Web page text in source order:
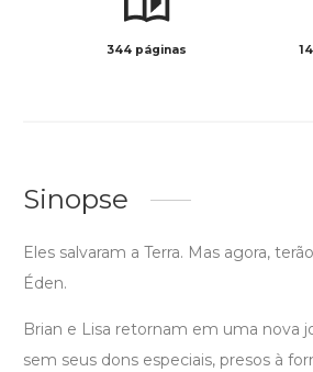
344 páginas
Sinopse
Eles salvaram a Terra. Mas agora,
Éden.
Brian e Lisa retornam em uma nova
sem seus dons especiais, presos à